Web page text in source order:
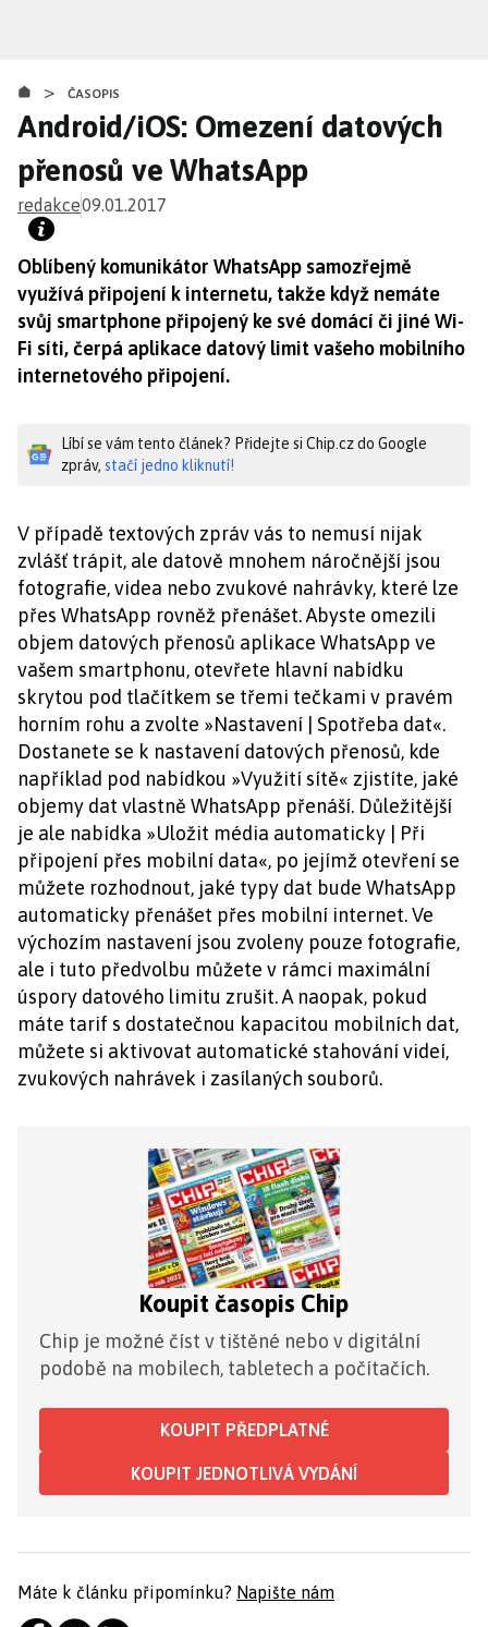
obsahu
> ČASOPIS
Android/iOS: Omezení datových
přenosů ve WhatsApp
redakce09.01.2017
Oblíbený komunikátor WhatsApp samozřejmě
využívá připojení k internetu, takže když nemáte
svůj smartphone připojený ke své domácí či jiné Wi-
Fi síti, čerpá aplikace datový limit vašeho mobilního
internetového připojení.
Líbí se vám tento článek? Přidejte si Chip.cz do Google
zpráv, stačí jedno kliknutí!
V případě textových zpráv vás to nemusí nijak
zvlášť trápit, ale datově mnohem náročnější jsou
fotografie, videa nebo zvukové nahrávky, které lze
přes WhatsApp rovněž přenášet. Abyste omezili
objem datových přenosů aplikace WhatsApp ve
vašem smartphonu, otevřete hlavní nabídku
skrytou pod tlačítkem se třemi tečkami v pravém
horním rohu a zvolte »Nastavení | Spotřeba dat«.
Dostanete se k nastavení datových přenosů, kde
například pod nabídkou »Využití sítě« zjistíte, jaké
objemy dat vlastně WhatsApp přenáší. Důležitější
je ale nabídka »Uložit média automaticky | Při
připojení přes mobilní data«, po jejímž otevření se
můžete rozhodnout, jaké typy dat bude WhatsApp
automaticky přenášet přes mobilní internet. Ve
výchozím nastavení jsou zvoleny pouze fotografie,
ale i tuto předvolbu můžete v rámci maximální
úspory datového limitu zrušit. A naopak, pokud
máte tarif s dostatečnou kapacitou mobilních dat,
můžete si aktivovat automatické stahování videí,
zvukových nahrávek i zasílaných souborů.
Koupit časopis Chip
Chip je možné číst v tištěné nebo v digitální
podobě na mobilech, tabletech a počítačích.
KOUPIT PŘEDPLATNÉ
KOUPIT JEDNOTLIVÁ VYDÁNÍ
Máte k článku připomínku? Napište nám